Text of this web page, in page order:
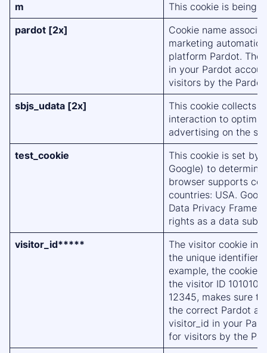
m
This cookie is being
pardot [2x]
Cookie name
marketing
platform Pardot. The
in your Pardot
visitors by the
sbjs_udata [2x]
This cookie collects
interaction to
advertising on the
test_cookie
This cookie is set by
Google) to
browser supports
countries: USA.
Data Privacy
rights as a data
visitor_id*****
The visitor cookie
the unique identifier
example, the cookie
the visitor ID
12345, makes sure
the correct Pardot
visitor_id in your
for visitors by the